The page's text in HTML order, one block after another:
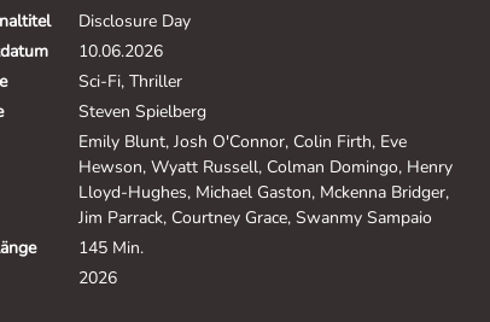
Disclosure Day
10.06.2026
Sci-Fi, Thriller
Steven Spielberg
Emily Blunt, Josh O'Connor, Colin Firth, Eve
Hewson, Wyatt Russell, Colman Domingo, Henry
Lloyd-Hughes, Michael Gaston, Mckenna Bridger,
Jim Parrack, Courtney Grace, Swanmy Sampaio
145 Min.
2026